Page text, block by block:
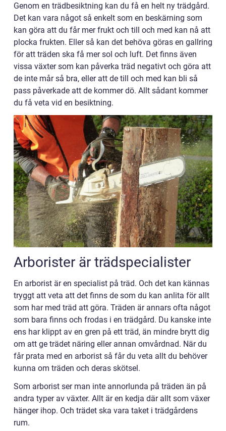
Genom en trädbesiktning kan du få en helt ny trädgård.
Det kan vara något så enkelt som en beskärning som
kan göra att du får mer frukt och till och med kan nå att
plocka frukten. Eller så kan det behöva göras en gallring
för att träden ska få mer sol och luft. Det finns även
vissa växter som kan påverka träd negativt och göra att
de inte mår så bra, eller att de till och med kan bli så
pass påverkade att de kommer dö. Allt sådant kommer
du få veta vid en besiktning.
Arborister är trädspecialister
En arborist är en specialist på träd. Och det kan kännas
tryggt att veta att det finns de som du kan anlita för allt
som har med träd att göra. Träden är annars ofta något
som bara finns och frodas i en trädgård. Du kanske inte
ens har klippt av en gren på ett träd, än mindre brytt dig
om att ge trädet näring eller annan omvårdnad. När du
får prata med en arborist så får du veta allt du behöver
kunna om träden och deras skötsel.
Som arborist ser man inte annorlunda på träden än på
andra typer av växter. Allt är en kedja där allt som växer
hänger ihop. Och trädet ska vara taket i trädgårdens
rum.